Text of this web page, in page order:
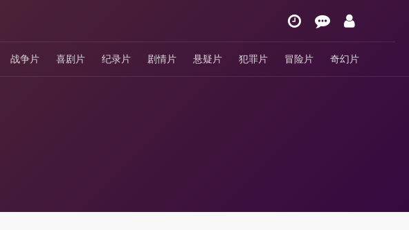
战争片 喜剧片 纪录片 剧情片 悬疑片 犯罪片 冒险片 奇幻片